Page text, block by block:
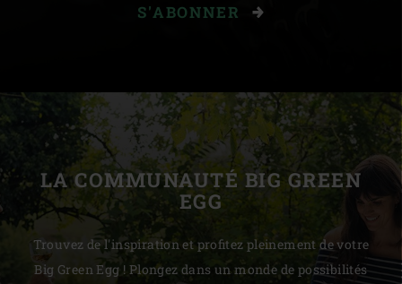
S'ABONNER
LA COMMUNAUTÉ BIG GREEN
EGG
Trouvez de l'inspiration et profitez pleinement de votre
Big Green Egg ! Plongez dans un monde de possibilités